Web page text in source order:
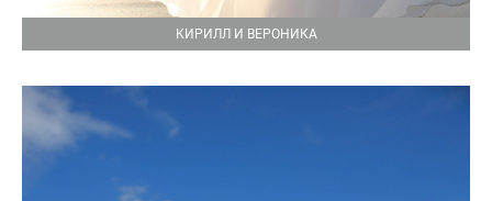
КИРИЛЛ И ВЕРОНИКА